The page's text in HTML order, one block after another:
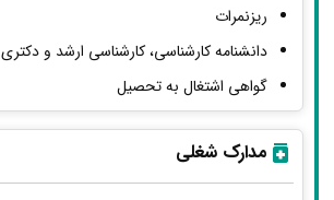
ریزنمرات
دانشنامه کارشناسی، کارشناسی ارشد و دکتری
گواهی اشتغال به تحصیل
مدارک شغلی